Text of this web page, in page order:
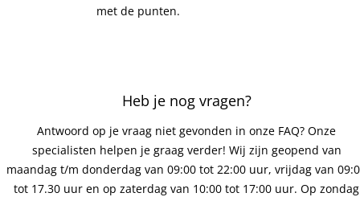
met de punten.
Heb je nog vragen?
Antwoord op je vraag niet gevonden in onze FAQ? Onze
specialisten helpen je graag verder! Wij zijn geopend van
maandag t/m donderdag van 09:00 tot 22:00 uur, vrijdag van
tot 17.30 uur en op zaterdag van 10:00 tot 17:00 uur. Op zondag